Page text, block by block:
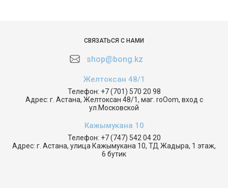
СВЯЗАТЬСЯ С НАМИ
shop@bong.kz
Желтоксан 48/1
Телефон: +7 (701) 570 20 98
Адрес: г. Астана, Желтоксан 48/1, маг. roOom, вход с
ул.Московской
Кажымукана 10
Телефон: +7 (747) 542 04 20
Адрес: г. Астана, улица Кажымукана 10, ТД Жадыра, 1 этаж,
6 бутик